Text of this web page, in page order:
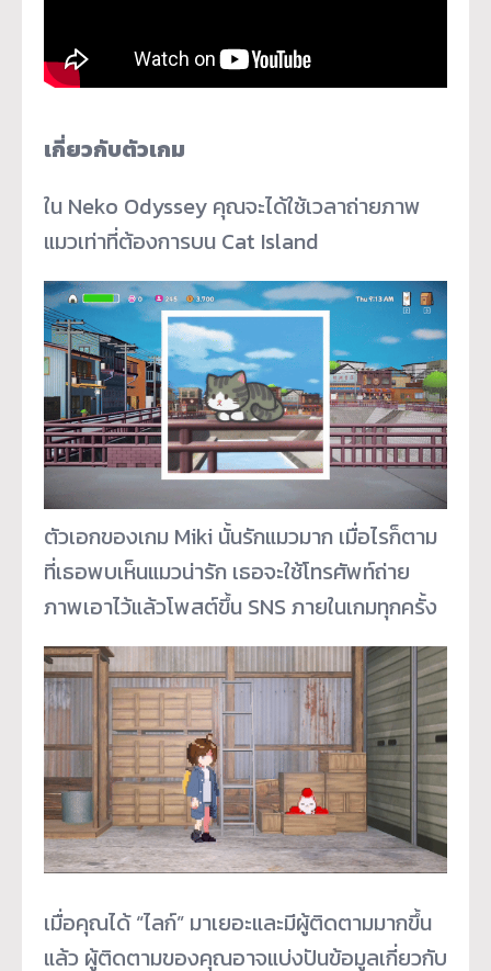
เกี่ยวกับตัวเกม
ใน Neko Odyssey คุณจะได้ใช้เวลาถ่ายภาพ
แมวเท่าที่ต้องการบน Cat Island
ตัวเอกของเกม Miki นั้นรักแมวมาก เมื่อไรก็ตาม
ที่เธอพบเห็นแมวน่ารัก เธอจะใช้โทรศัพท์ถ่าย
ภาพเอาไว้แล้วโพสต์ขึ้น SNS ภายในเกมทุกครั้ง
เมื่อคุณได้ “ไลก์” มาเยอะและมีผู้ติดตามมากขึ้น
แล้ว ผู้ติดตามของคุณอาจแบ่งปันข้อมูลเกี่ยวกับ